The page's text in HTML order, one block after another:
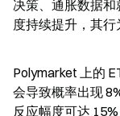
决策、通胀数据
度持续提升，其行
Polymarket 上的
会导致概率出现
反应幅度可达